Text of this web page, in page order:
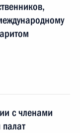
с членами
палат